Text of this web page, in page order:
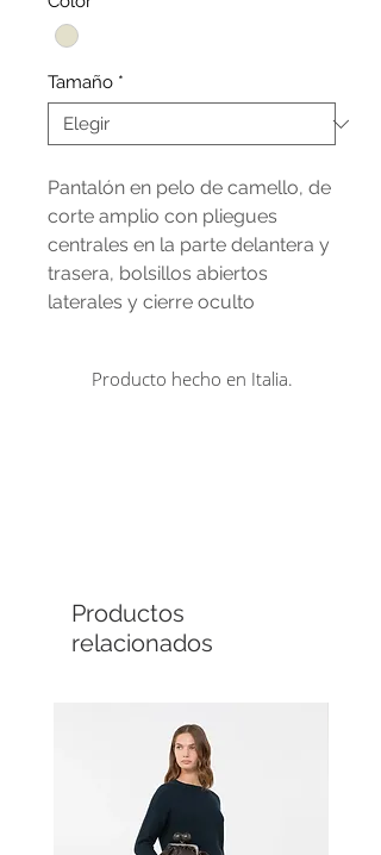
Tamaño *
Pantalón en pelo de camello, de
corte amplio con pliegues
centrales en la parte delantera y
trasera, bolsillos abiertos
laterales y cierre oculto
Producto hecho en Italia.
Productos
relacionados